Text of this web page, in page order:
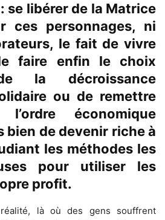
se libérer de la Matrice
ces personnages, ni
le fait de vivre
faire enfin le choix
la décroissance
ou de remettre
économique
bien de devenir riche à
les méthodes les
pour utiliser les
profit.
là où des gens souffrent